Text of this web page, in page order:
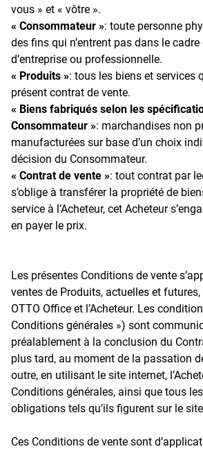
vous » et « vôtre ».
« Consommateur »: toute personne
des fins qui n’entrent pas dans le
d’entreprise ou professionnelle.
« Produits »: tous les biens et services
présent contrat de vente.
« Biens fabriqués selon les
Consommateur »: marchandises non
manufacturées sur base d’un choix
décision du Consommateur.
« Contrat de vente »: tout contrat par
s’oblige à transférer la propriété de
service à l’Acheteur, cet Acheteur
en payer le prix.
Les présentes Conditions de vente
ventes de Produits, actuelles et
OTTO Office et l’Acheteur. Les
Conditions générales ») sont
préalablement à la conclusion du
plus tard, au moment de la passation
outre, en utilisant le site internet,
Conditions générales, ainsi que tous
obligations tels qu’ils figurent sur le
Ces Conditions de vente sont